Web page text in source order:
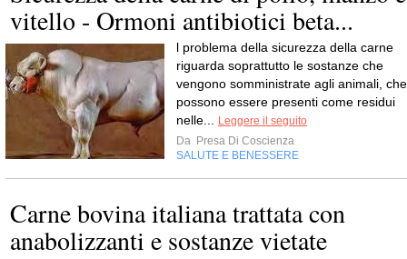
vitello - Ormoni antibiotici beta...
l problema della sicurezza della carne
riguarda soprattutto le sostanze che
vengono somministrate agli animali, che
possono essere presenti come residui
nelle...
Leggere il seguito
Da Presa Di Coscienza
SALUTE E BENESSERE
Carne bovina italiana trattata con
anabolizzanti e sostanze vietate